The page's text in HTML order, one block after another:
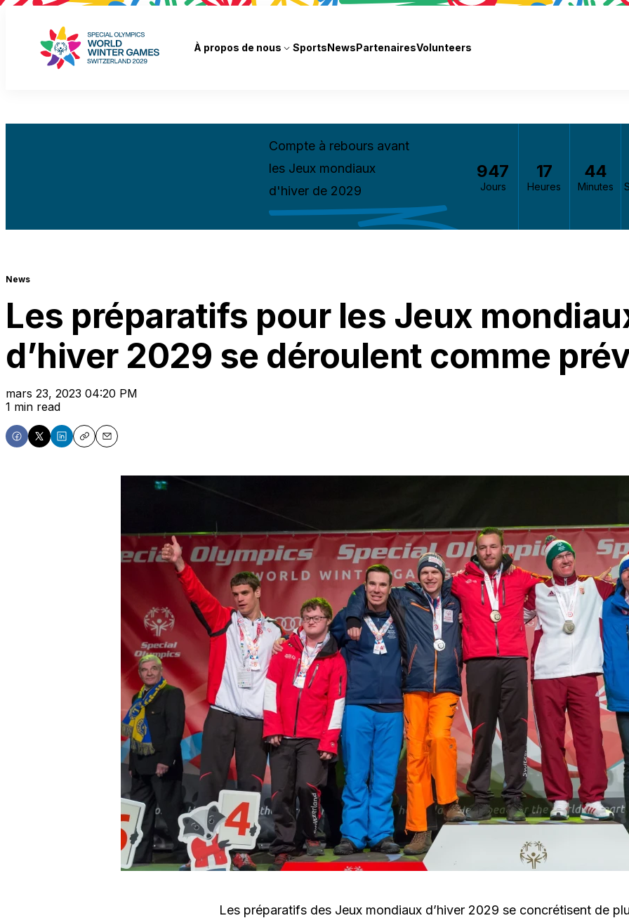
À propos de nous SportsNewsPartenairesVolunteers
Compte à rebours avant
les Jeux mondiaux
d'hiver de 2029
947
Jours
17
Heures
44
Minutes
News
Les préparatifs pour les Jeux
d’hiver 2029 se déroulent comme
mars 23, 2023 04:20 PM
1 min read
ShareShareShareCopyEmail
Les préparatifs des Jeux mondiaux d’hiver 2029 se concrétisent de